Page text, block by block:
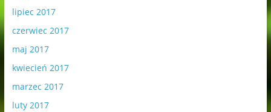
lipiec 2017
czerwiec 2017
maj 2017
kwiecień 2017
marzec 2017
luty 2017